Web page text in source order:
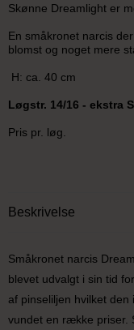
Skønne Dreamlight er
En småkronet narcis
blomst og noget mere
H: ca. 40 cm
Løgstr. 14/16 - ekstra
Pris pr. løg.
Beskrivelse
Småkronet narcis
blevet udvalgt i sin tid
af pinseliljen hvilket
vundet en række priser.